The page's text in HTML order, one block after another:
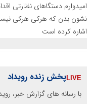
امیدوارم دستگاهای نظارتی
نشون بدن که هرکی هرکی نیست
اشاره کرده است
پخش زنده رویداد
با رسانه های گزارش خبر،